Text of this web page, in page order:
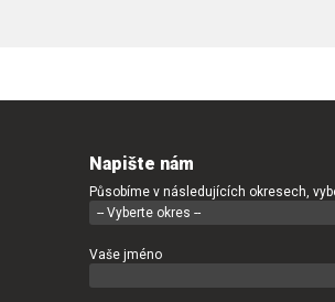
Napište nám
Působíme v následujících okresech,
Vaše jméno